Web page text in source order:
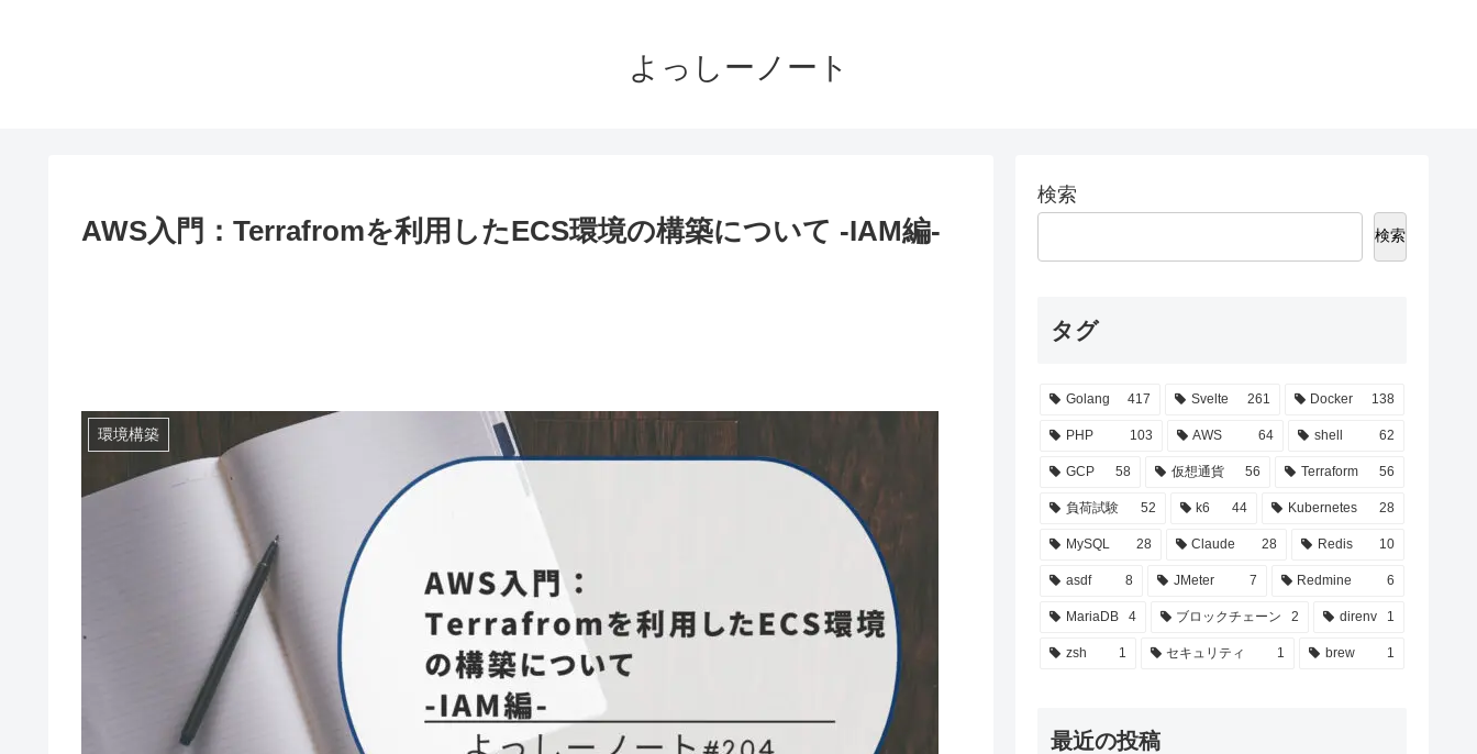
よっしーノート
AWS入門：Terrafromを利用したECS環境の構築について -IAM編-
環境構築
検索
検索
タグ
Golang 417 Svelte 261 Docker 138
PHP 103 AWS 64 shell 62
GCP 58 仮想通貨 56 Terraform 56
負荷試験 52 k6 44 Kubernetes 28
MySQL 28 Claude 28 Redis 10
asdf 8 JMeter 7 Redmine 6
MariaDB 4 ブロックチェーン 2 direnv 1
zsh 1 セキュリティ 1 brew 1
最近の投稿